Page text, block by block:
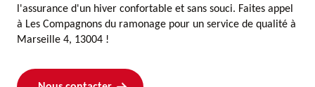
l'assurance d'un hiver confortable et sans souci. Faites appel
à Les Compagnons du ramonage pour un service de qualité à
Marseille 4, 13004 !